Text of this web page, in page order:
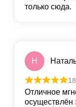
только сюда.
Н
Отличное
осуществлён